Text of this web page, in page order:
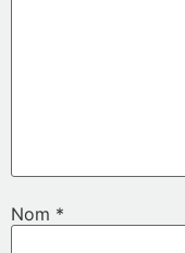
Nom *